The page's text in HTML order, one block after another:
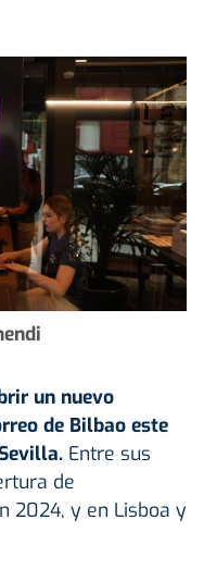
un nuevo
de Bilbao este
Entre sus
de
2024, y en Lisboa y